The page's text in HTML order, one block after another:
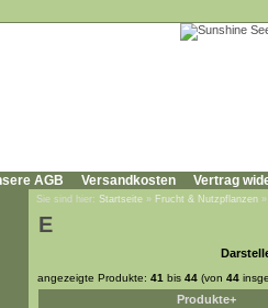
AGB Versandkosten Vertrag
Sie sind hier: Startseite » Frucht & Nutzpflanzen
E
angezeigte Produkte: 41 bis 44 (von 44
Produkte+